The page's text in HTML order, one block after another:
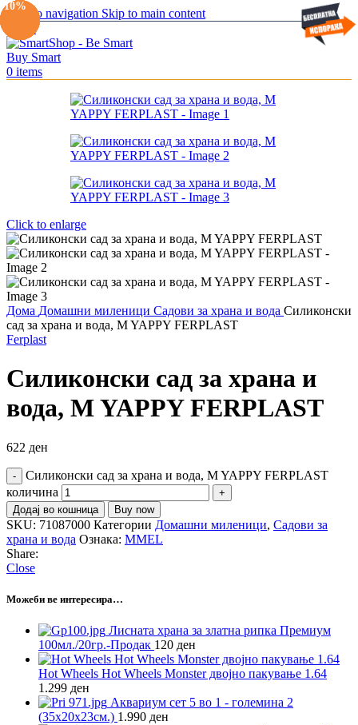
Skip to navigation Skip to main content
0 items
Click to enlarge
Дома Домашни миленици Садови за храна и вода Силиконски
сад за храна и вода, M YAPPY FERPLAST
Ferplast
Силиконски сад за храна и
вода, M YAPPY FERPLAST
622 ден
Силиконски сад за храна и вода, M YAPPY FERPLAST
количина
Додај во кошница Buy now
SKU: 71087000 Категории Домашни миленици, Садови за
храна и вода Ознака: MMEL
Share:
Close
Можеби ве интересира…
Лисната храна за златна рипка Премиум
100мл./20гр.-Продак 120 ден
Hot Wheels Hot Wheels Monster двојно пакување 1.64
1.299 ден
Аквариум сет 5 во 1 - големина 2
(35х20х23см.) 1.990 ден
-10%
-10%
-10%
-10%
-10%
-10%
-10%